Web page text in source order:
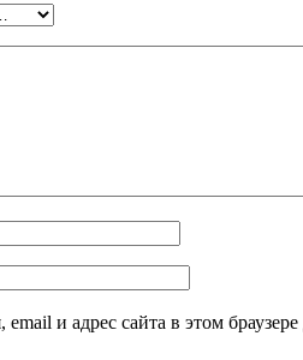
и адрес сайта в этом